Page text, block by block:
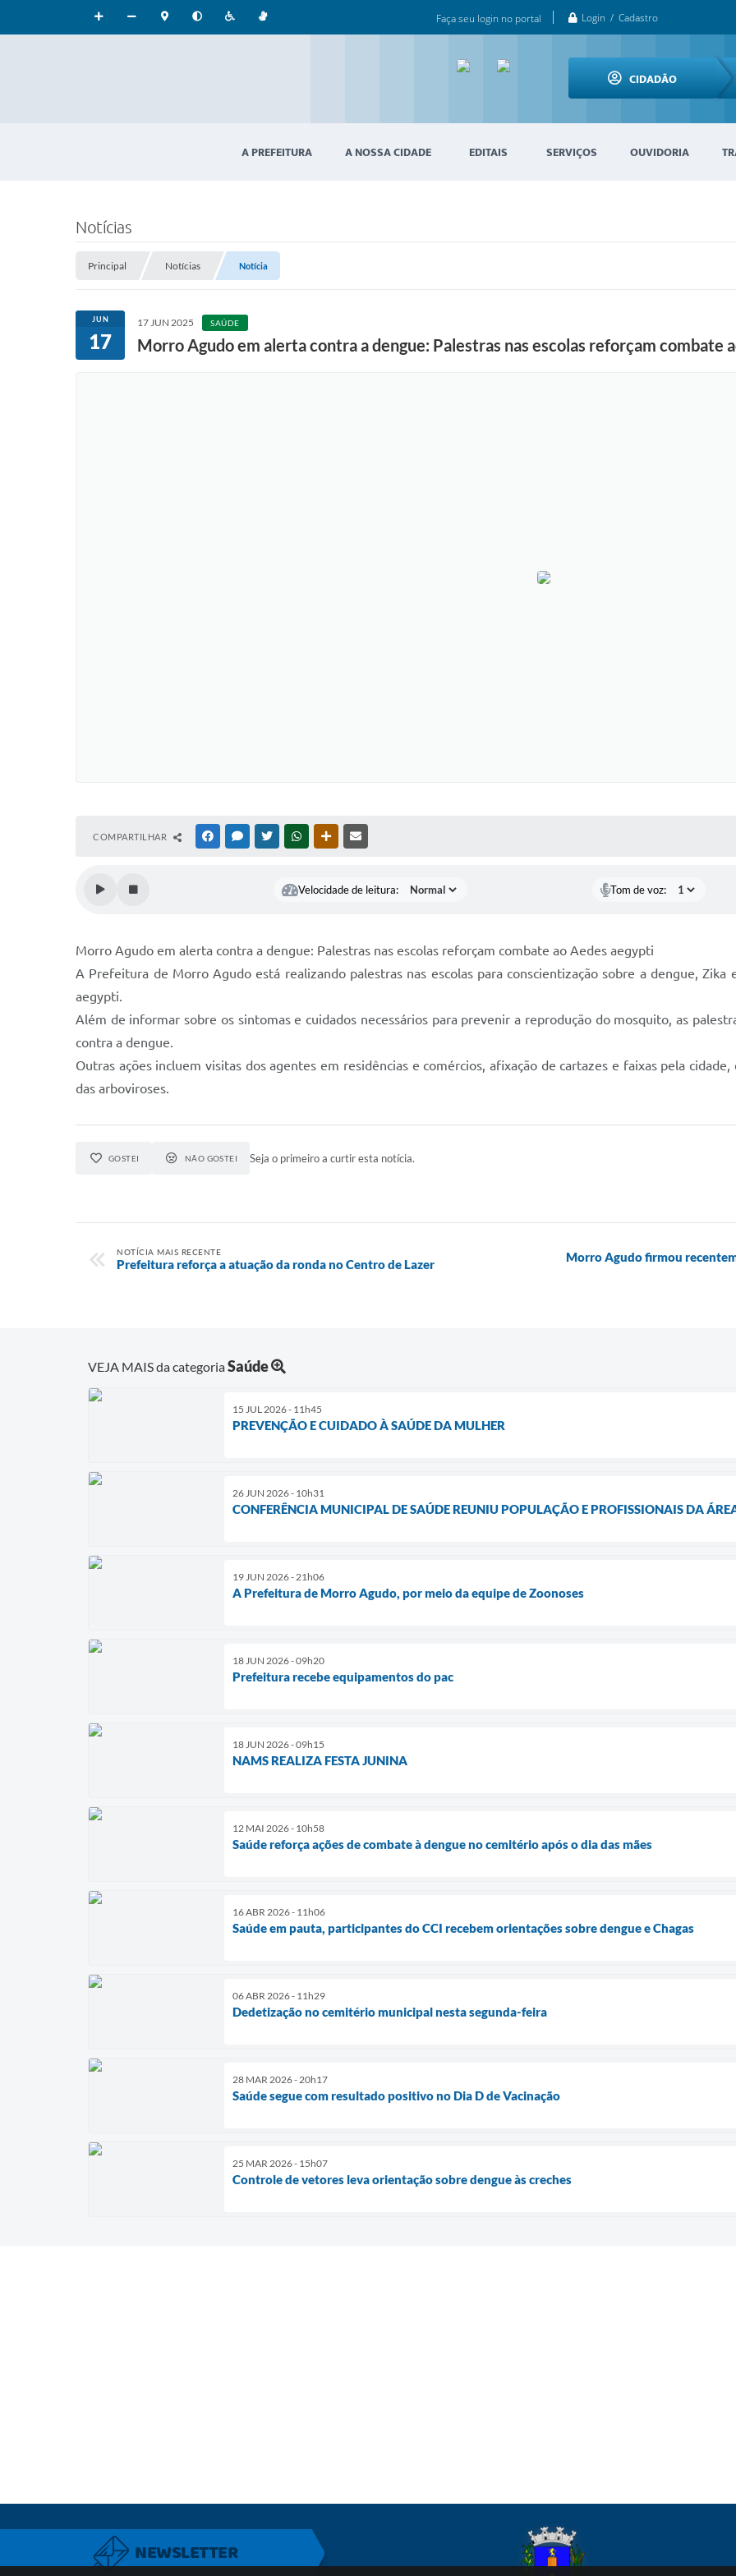
Faça seu login no portal Login / Cadastro
CIDADÃO
A PREFEITURA A NOSSA CIDADE EDITAIS SERVIÇOS OUVIDORIA
Notícias
Principal Notícias Notícia
JUN
17
17 JUN 2025 SAÚDE
Morro Agudo em alerta contra a dengue: Palestras nas escolas reforçam combate
COMPARTILHAR FACEBOOKMESSENGER
TWITTERWHATSAPPOUTRAS MÍDIAS
Velocidade de leitura: Tom de voz:
Morro Agudo em alerta contra a dengue: Palestras nas escolas reforçam combate ao Aedes aegypti
A Prefeitura de Morro Agudo está realizando palestras nas escolas para conscientização sobre a dengue,
aegypti.
Além de informar sobre os sintomas e cuidados necessários para prevenir a reprodução do mosquito, as
contra a dengue.
Outras ações incluem visitas dos agentes em residências e comércios, afixação de cartazes e faixas pela
das arboviroses.
GOSTEI NÃO GOSTEI Seja o primeiro a curtir esta notícia.
NOTÍCIA MAIS RECENTE
Prefeitura reforça a atuação da ronda no Centro de Lazer Morro Agudo firmou
VEJA MAIS da categoriaSaúde
15 JUL 2026 - 11h45
PREVENÇÃO E CUIDADO À SAÚDE DA MULHER
26 JUN 2026 - 10h31
CONFERÊNCIA MUNICIPAL DE SAÚDE REUNIU POPULAÇÃO E PROFISSIONAIS DA
19 JUN 2026 - 21h06
A Prefeitura de Morro Agudo, por meio da equipe de Zoonoses
18 JUN 2026 - 09h20
Prefeitura recebe equipamentos do pac
18 JUN 2026 - 09h15
NAMS REALIZA FESTA JUNINA
12 MAI 2026 - 10h58
Saúde reforça ações de combate à dengue no cemitério após o dia das mães
16 ABR 2026 - 11h06
Saúde em pauta, participantes do CCI recebem orientações sobre dengue e Chagas
06 ABR 2026 - 11h29
Dedetização no cemitério municipal nesta segunda-feira
28 MAR 2026 - 20h17
Saúde segue com resultado positivo no Dia D de Vacinação
25 MAR 2026 - 15h07
Controle de vetores leva orientação sobre dengue às creches
NEWSLETTER